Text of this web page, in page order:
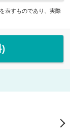
表すものであり、実際